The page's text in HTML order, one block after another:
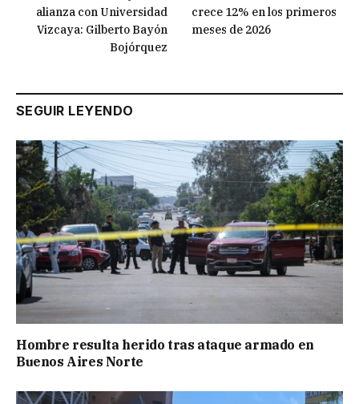
alianza con Universidad
Vizcaya: Gilberto Bayón
Bojórquez
crece 12% en los primeros
meses de 2026
SEGUIR LEYENDO
Hombre resulta herido tras ataque armado en
Buenos Aires Norte